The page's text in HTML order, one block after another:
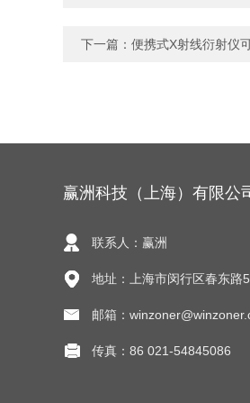
下一篇： 便携式X射线衍射仪
赢洲科技（上海）有限公
联系人：赢洲
地址：上海市闵行区春东路
邮箱：
传真：86 021-54845086